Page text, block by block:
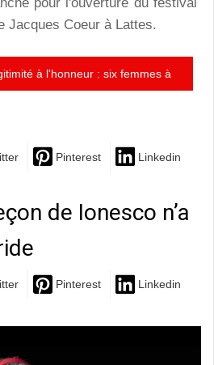
Jacques Coeur à Lattes.
à l'honneur : six femmes à
Pinterest Linkedin
de Ionesco n’a
Pinterest Linkedin